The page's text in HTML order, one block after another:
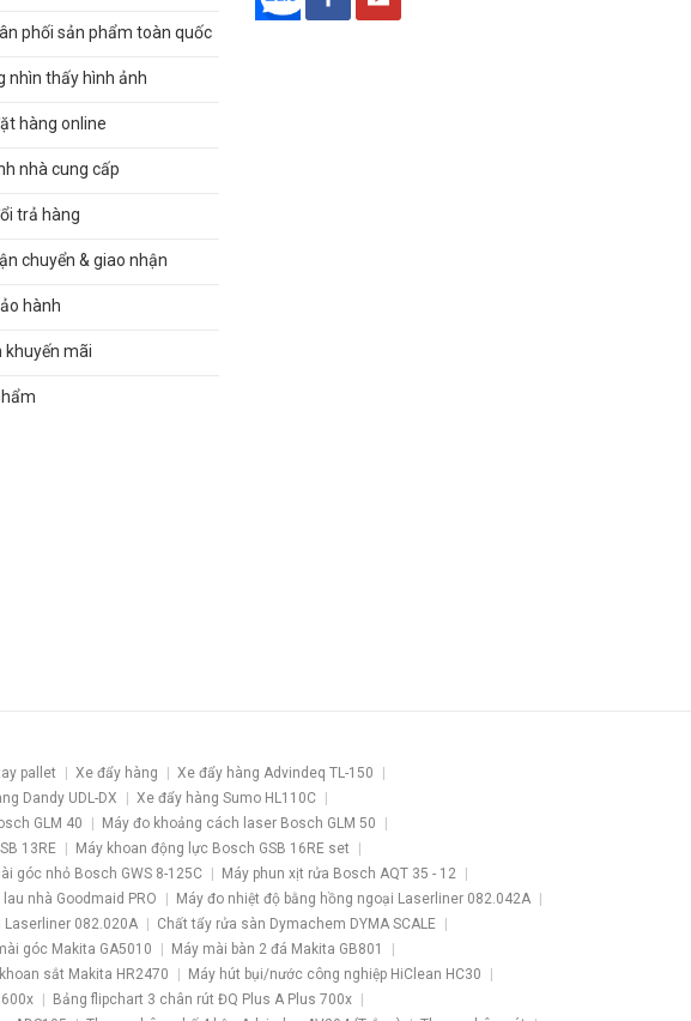
phối sản phẩm toàn quốc
nhìn thấy hình ảnh
hàng online
nhà cung cấp
trả hàng
chuyển & giao nhận
hành
khuyến mãi
pallet Xe đẩy hàng
Xe đẩy hàng Advindeq TL-150
Dandy UDL-DX
Xe đẩy hàng Sumo HL110C
GLM 40
Máy đo khoảng cách laser Bosch GLM 50
13RE
Máy khoan động lực Bosch GSB 16RE set
góc nhỏ Bosch GWS 8-125C
Máy phun xịt rửa Bosch AQT 35 - 12
lau nhà Goodmaid PRO
Máy đo nhiệt độ bằng hồng ngoại Laserliner 082.042A
Laserliner 082.020A
Chất tẩy rửa sàn Dymachem DYMA SCALE
góc Makita GA5010
Máy mài bàn 2 đá Makita GB801
sắt Makita HR2470
Máy hút bụi/nước công nghiệp HiClean HC30
Bảng flipchart 3 chân rút ĐQ Plus A Plus 700x